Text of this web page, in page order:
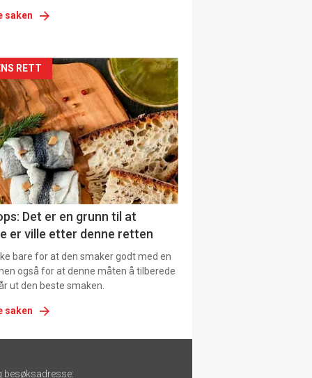
saken
RETT
Det er en grunn til at
er ville etter denne retten
bare for at den smaker godt med en
også for at denne måten å tilberede
ut den beste smaken.
saken
besøksadresse: